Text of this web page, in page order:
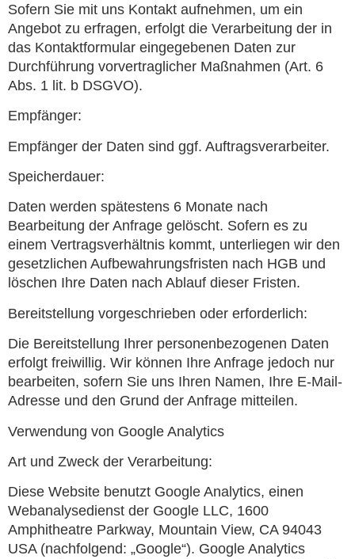
Sofern Sie mit uns Kontakt aufnehmen, um ein
Angebot zu erfragen, erfolgt die Verarbeitung der in
das Kontaktformular eingegebenen Daten zur
Durchführung vorvertraglicher Maßnahmen (Art. 6
Abs. 1 lit. b DSGVO).
Empfänger:
Empfänger der Daten sind ggf. Auftragsverarbeiter.
Speicherdauer:
Daten werden spätestens 6 Monate nach
Bearbeitung der Anfrage gelöscht. Sofern es zu
einem Vertragsverhältnis kommt, unterliegen wir den
gesetzlichen Aufbewahrungsfristen nach HGB und
löschen Ihre Daten nach Ablauf dieser Fristen.
Bereitstellung vorgeschrieben oder erforderlich:
Die Bereitstellung Ihrer personenbezogenen Daten
erfolgt freiwillig. Wir können Ihre Anfrage jedoch nur
bearbeiten, sofern Sie uns Ihren Namen, Ihre E-Mail-
Adresse und den Grund der Anfrage mitteilen.
Verwendung von Google Analytics
Art und Zweck der Verarbeitung:
Diese Website benutzt Google Analytics, einen
Webanalysedienst der Google LLC, 1600
Amphitheatre Parkway, Mountain View, CA 94043
USA (nachfolgend: „Google“). Google Analytics